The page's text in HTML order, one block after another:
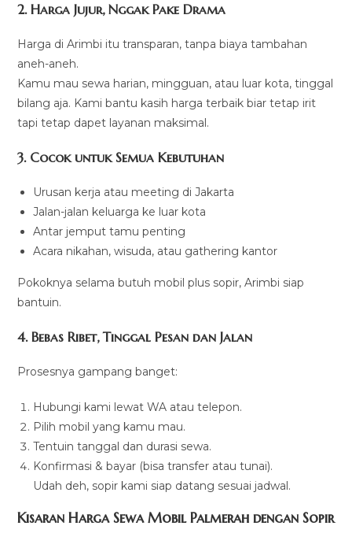
2. Harga Jujur, Nggak Pake Drama
Harga di Arimbi itu transparan, tanpa biaya tambahan
aneh-aneh.
Kamu mau sewa harian, mingguan, atau luar kota, tinggal
bilang aja. Kami bantu kasih harga terbaik biar tetap irit
tapi tetap dapet layanan maksimal.
3. Cocok untuk Semua Kebutuhan
Urusan kerja atau meeting di Jakarta
Jalan-jalan keluarga ke luar kota
Antar jemput tamu penting
Acara nikahan, wisuda, atau gathering kantor
Pokoknya selama butuh mobil plus sopir, Arimbi siap
bantuin.
4. Bebas Ribet, Tinggal Pesan dan Jalan
Prosesnya gampang banget:
Hubungi kami lewat WA atau telepon.
Pilih mobil yang kamu mau.
Tentuin tanggal dan durasi sewa.
Konfirmasi & bayar (bisa transfer atau tunai).
Udah deh, sopir kami siap datang sesuai jadwal.
Kisaran Harga Sewa Mobil Palmerah dengan Sopir